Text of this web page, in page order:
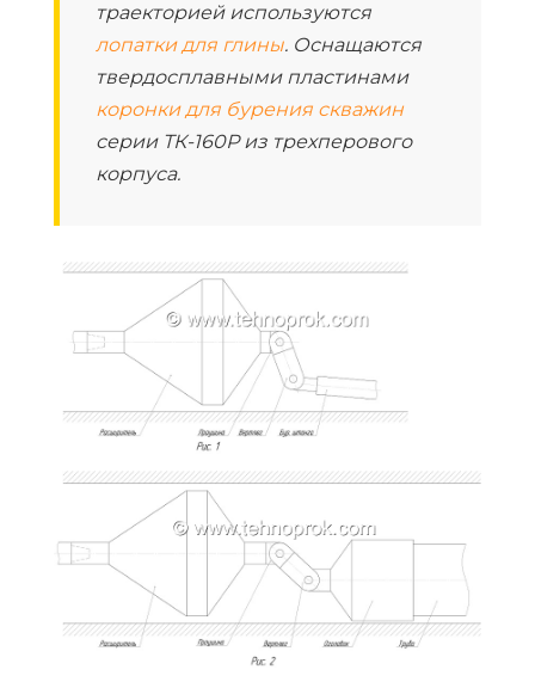
траекторией используются
лопатки для глины. Оснащаются
твердосплавными пластинами
коронки для бурения скважин
серии ТК-160Р из трехперового
корпуса.